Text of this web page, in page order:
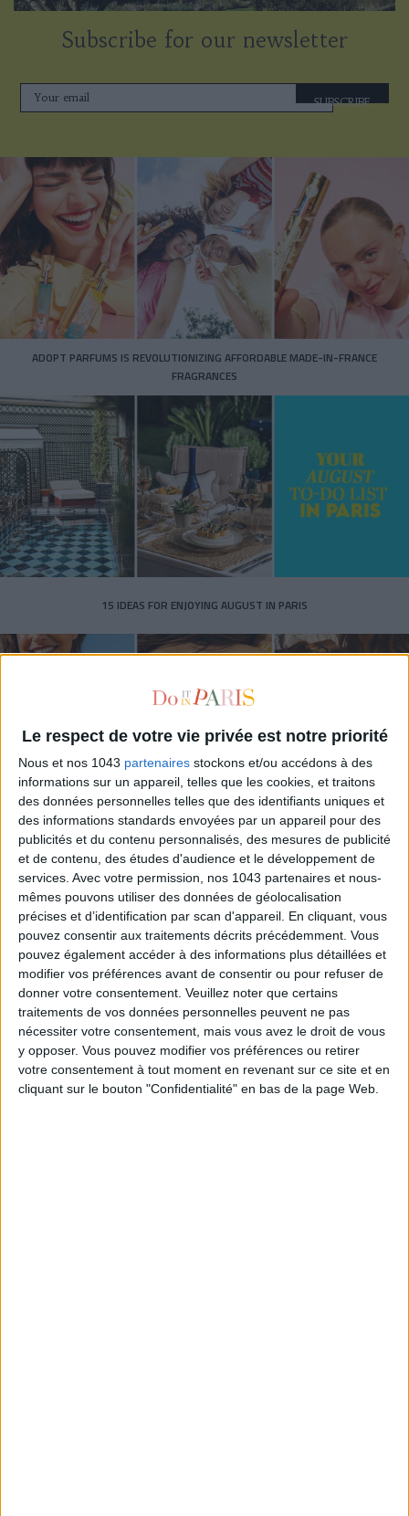
Le respect de votre vie privée est notre priorité
Nous et nos 1043 partenaires stockons et/ou accédons à des
informations sur un appareil, telles que les cookies, et traitons
des données personnelles telles que des identifiants uniques et
des informations standards envoyées par un appareil pour des
publicités et du contenu personnalisés, des mesures de publicité
et de contenu, des études d'audience et le développement de
services. Avec votre permission, nos 1043 partenaires et nous-
mêmes pouvons utiliser des données de géolocalisation
précises et d’identification par scan d'appareil. En cliquant, vous
pouvez consentir aux traitements décrits précédemment. Vous
pouvez également accéder à des informations plus détaillées et
modifier vos préférences avant de consentir ou pour refuser de
donner votre consentement. Veuillez noter que certains
traitements de vos données personnelles peuvent ne pas
nécessiter votre consentement, mais vous avez le droit de vous
y opposer. Vous pouvez modifier vos préférences ou retirer
votre consentement à tout moment en revenant sur ce site et en
cliquant sur le bouton "Confidentialité" en bas de la page Web.
Subscribe for our newsletter
SUBSCRIBE
ADOPT PARFUMS IS REVOLUTIONIZING AFFORDABLE MADE-IN-FRANCE
FRAGRANCES
15 IDEAS FOR ENJOYING AUGUST IN PARIS
SPF 50 SUNSCREENS YOU'LL ACTUALLY WANT TO SLATHER ON
THE BEST HOTELS FOR A SPA AND GASTRONOMY WEEKEND